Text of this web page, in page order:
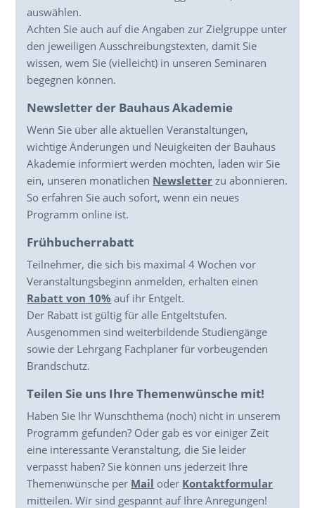
auswählen.
Achten Sie auch auf die Angaben zur Zielgruppe unter
den jeweiligen Ausschreibungstexten, damit Sie
wissen, wem Sie (vielleicht) in unseren Seminaren
begegnen können.
Newsletter der Bauhaus Akademie
Wenn Sie über alle aktuellen Veranstaltungen,
wichtige Änderungen und Neuigkeiten der Bauhaus
Akademie informiert werden möchten, laden wir Sie
ein, unseren monatlichen Newsletter zu abonnieren.
So erfahren Sie auch sofort, wenn ein neues
Programm online ist.
Frühbucherrabatt
Teilnehmer, die sich bis maximal 4 Wochen vor
Veranstaltungsbeginn anmelden, erhalten einen
Rabatt von 10% auf ihr Entgelt.
Der Rabatt ist gültig für alle Entgeltstufen.
Ausgenommen sind weiterbildende Studiengänge
sowie der Lehrgang Fachplaner für vorbeugenden
Brandschutz.
Teilen Sie uns Ihre Themenwünsche mit!
Haben Sie Ihr Wunschthema (noch) nicht in unserem
Programm gefunden? Oder gab es vor einiger Zeit
eine interessante Veranstaltung, die Sie leider
verpasst haben? Sie können uns jederzeit Ihre
Themenwünsche per Mail oder Kontaktformular
mitteilen. Wir sind gespannt auf Ihre Anregungen!